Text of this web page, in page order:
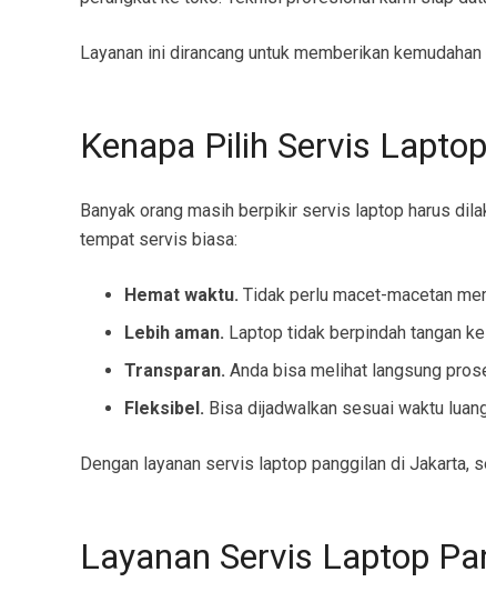
Layanan ini dirancang untuk memberikan
Kenapa Pilih Servis
Banyak orang masih berpikir servis laptop harus
tempat servis biasa:
Hemat waktu. Tidak perlu macet-macetan
Lebih aman. Laptop tidak berpindah tangan
Transparan. Anda bisa melihat langsung
Fleksibel. Bisa dijadwalkan sesuai waktu
Dengan layanan servis laptop panggilan di Jakarta,
Layanan Servis Laptop